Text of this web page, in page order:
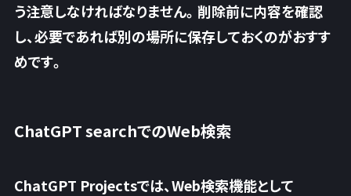
う注意しなければなりません。削除前に内容を確認
し、必要であれば別の場所に保存しておくのがおすす
めです。
ChatGPT searchでのWeb検索
ChatGPT Projectsでは、Web検索機能として